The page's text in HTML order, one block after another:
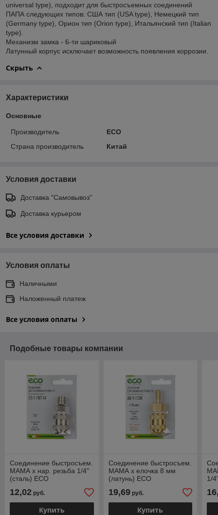
universal type), подходит для быстросъемных соединений
ПАПА следующих типов: США тип (USA type), Немецкий тип
(Germany type), Орион тип (Orion type), Итальянский тип (Italian
type).
Механизм замка - 6-ти шариковый
Латунный корпус исключает возможность появления коррозии.
Скрыть
Характеристики
Основные
Производитель
ECO
Страна производитель
Китай
Условия доставки
Доставка "Самовывоз"
Доставка курьером
Все условия доставки
Условия оплаты
Наличными
Наложенный платеж
Все условия оплаты
Подобные товары компании
Соединение быстросъем.
МАМА х нар. резьба 1/4"
(сталь) ECO
12,02 руб.
Купить
Соединение быстросъем.
МАМА х елочка 8 мм
(латунь) ECO
19,69руб.
Купить
1/